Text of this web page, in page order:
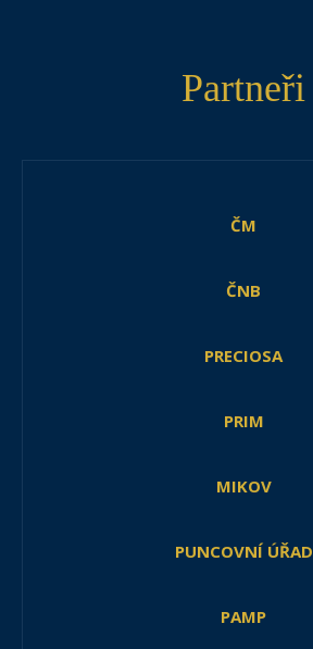
Partneři
ČM
ČNB
PRECIOSA
PRIM
MIKOV
PUNCOVNÍ ÚŘAD
PAMP